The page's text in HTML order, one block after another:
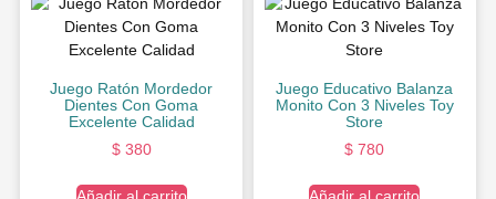
Juego Ratón Mordedor
Dientes Con Goma
Excelente Calidad
$380
Añadir al carrito
Juego Educativo Balanza
Monito Con 3 Niveles Toy
Store
$ 780
Añadir al carrito